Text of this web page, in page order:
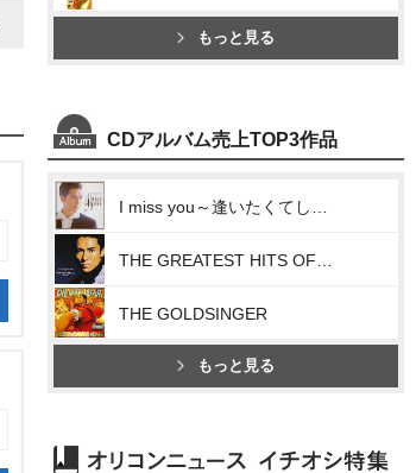
もっと見る
CDアルバム売上TOP3作品
THE GOLDSINGER
もっと見る